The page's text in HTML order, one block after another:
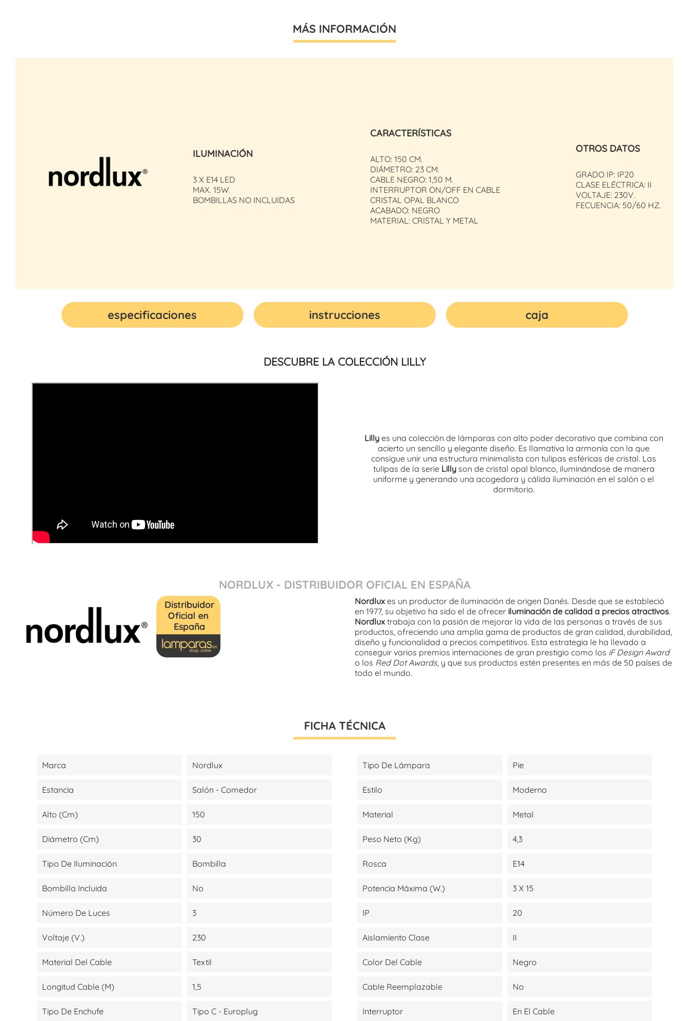
MÁS INFORMACIÓN
ILUMINACIÓN
3 X E14 LED
MAX. 15W.
BOMBILLAS NO INCLUIDAS
CARACTERÍSTICAS
ALTO: 150 CM.
DIÁMETRO: 23 CM.
CABLE NEGRO: 1,50 M.
INTERRUPTOR ON/OFF EN CABLE
CRISTAL OPAL BLANCO
ACABADO: NEGRO
MATERIAL: CRISTAL Y METAL
OTROS DATOS
GRADO IP: IP20
CLASE ELÉCTRICA: II
VOLTAJE: 230V.
FECUENCIA: 50/60 HZ.
especificaciones instrucciones caja
DESCUBRE LA COLECCIÓN LILLY
Lillyes una colección de lámparas con alto poder decorativo que combina con
acierto un sencillo y elegante diseño. Es llamativa la armonía con la que
consigue unir una estructura minimalista con tulipas esféricas de cristal. Las
tulipas de la serie Lillyson de cristal opal blanco, iluminándose de manera
uniforme y generando una acogedora y cálida iluminación en el salón o el
dormitorio.
NORDLUX - DISTRIBUIDOR OFICIAL EN ESPAÑA
Nordlux es un productor de iluminación de origen Danés. Desde que se estableció
en 1977, su objetivo ha sido el de ofrecer iluminación de calidad a precios atractivos.
Nordlux trabaja con la pasión de mejorar la vida de las personas a través de sus
productos, ofreciendo una amplia gama de productos de gran calidad, durabilidad,
diseño y funcionalidad a precios competitivos. Esta estrategia le ha llevado a
conseguir varios premios internaciones de gran prestigio como los iF Design Award
o los Red Dot Awards, y que sus productos estén presentes en más de 50 países de
todo el mundo.
FICHA TÉCNICA
Marca Nordlux Tipo De Lámpara Pie
Estancia Salón - Comedor Estilo Moderno
Alto (cm) 150 Material Metal
Diámetro (cm) 30 Peso Neto (kg) 4,3
Tipo De Iluminación Bombilla Rosca E14
Bombilla Incluida No Potencia Máxima (W.) 3 X 15
Número De Luces 3 IP 20
Voltaje (V.) 230 Aislamiento Clase II
Material Del Cable Textil Color Del Cable Negro
Longitud Cable (m) 1,5 Cable Reemplazable No
Tipo De Enchufe Tipo C - Europlug Interruptor En El Cable